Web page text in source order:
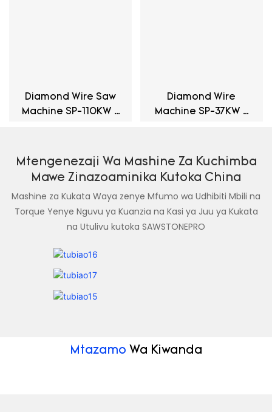
Diamond Wire Saw
Machine SP-110KW -
Diamond Wire
Machine SP-37KW -
Mtengenezaji Wa Mashine Za Kuchimba
Mawe Zinazoaminika Kutoka China
Mashine za Kukata Waya zenye Mfumo wa Udhibiti Mbili na
Torque Yenye Nguvu ya Kuanzia na Kasi ya Juu ya Kukata
na Utulivu kutoka SAWSTONEPRO
Mtazamo Wa Kiwanda